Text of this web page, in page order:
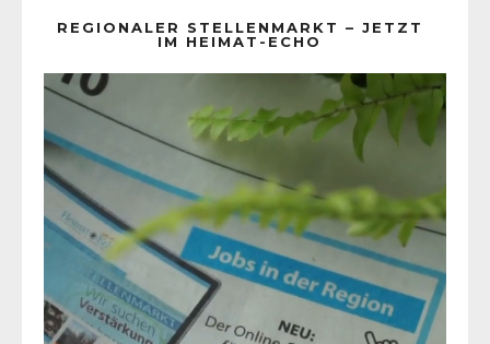
REGIONALER STELLENMARKT – JETZT
IM HEIMAT-ECHO
Player